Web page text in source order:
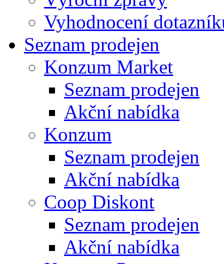
Vyhodnocení
Seznam prodejen
Konzum Market
Seznam prodejen
Akční nabídka
Konzum
Seznam prodejen
Akční nabídka
Coop Diskont
Seznam prodejen
Akční nabídka